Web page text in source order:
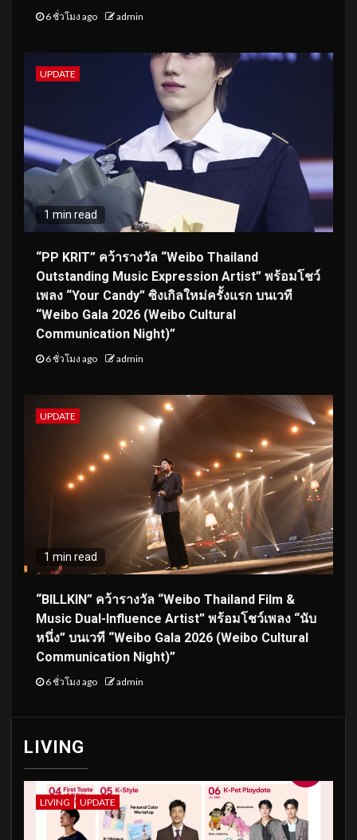
6 ชั่วโมง ago admin
UPDATE
1 min read
“PP KRIT” คว้ารางวัล “Weibo Thailand
Outstanding Music Expression Artist” พร้อมโชว์
เพลง “Your Candy” ซิงเกิลใหม่ครั้งแรก บนเวที
“Weibo Gala 2026 (Weibo Cultural
Communication Night)”
6 ชั่วโมง ago admin
UPDATE
1 min read
“BILLKIN” คว้ารางวัล “Weibo Thailand Film &
Music Dual-Influence Artist” พร้อมโชว์เพลง “นับ
หนึ่ง” บนเวที “Weibo Gala 2026 (Weibo Cultural
Communication Night)”
6 ชั่วโมง ago admin
LIVING
LIVING UPDATE